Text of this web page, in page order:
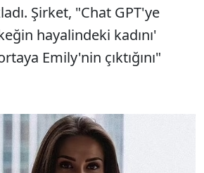
Şirket, "Chat GPT'ye
hayalindeki kadını'
Emily'nin çıktığını"